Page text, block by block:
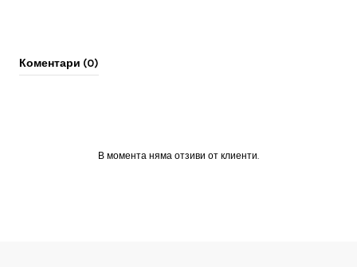
Коментари (0)
В момента няма отзиви от клиенти.